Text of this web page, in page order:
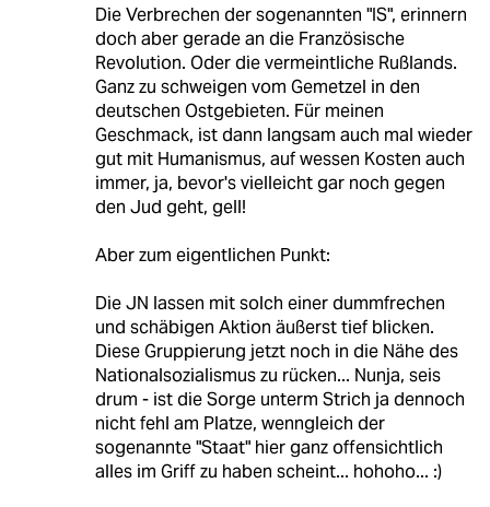
Die Verbrechen der sogenannten "IS", erinnern
doch aber gerade an die Französische
Revolution. Oder die vermeintliche Rußlands.
Ganz zu schweigen vom Gemetzel in den
deutschen Ostgebieten. Für meinen
Geschmack, ist dann langsam auch mal wieder
gut mit Humanismus, auf wessen Kosten auch
immer, ja, bevor's vielleicht gar noch gegen
den Jud geht, gell!
Aber zum eigentlichen Punkt:
Die JN lassen mit solch einer dummfrechen
und schäbigen Aktion äußerst tief blicken.
Diese Gruppierung jetzt noch in die Nähe des
Nationalsozialismus zu rücken... Nunja, seis
drum - ist die Sorge unterm Strich ja dennoch
nicht fehl am Platze, wenngleich der
sogenannte "Staat" hier ganz offensichtlich
alles im Griff zu haben scheint... hohoho... :)